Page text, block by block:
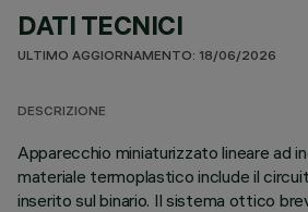
DATI TECNICI
ULTIMO AGGIORNAMENTO: 18/06/2026
DESCRIZIONE
Apparecchio miniaturizzato lineare ad
materiale termoplastico include il
inserito sul binario. Il sistema ottico